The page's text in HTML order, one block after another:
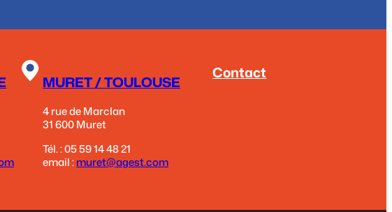
MURET / TOULOUSE
4 rue de Marclan
31 600 Muret
Tél. : 05 59 14 48 21
email :muret@agest.com
Contact